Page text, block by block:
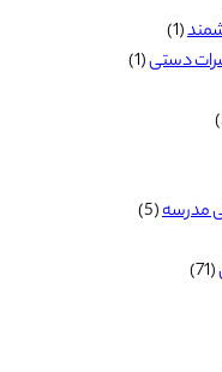
(1)
دستی(1)
مدرسه(5)
(71)